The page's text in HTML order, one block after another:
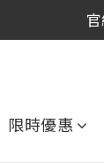
限時優惠